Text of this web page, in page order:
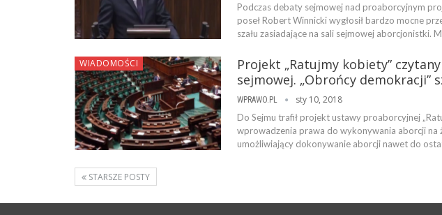
Podczas debaty sejmowej nad proaborcyjnym
poseł Robert Winnicki wygłosił bardzo mocne
szału zasiadające na sali sejmowej aborcjonistki.
WIADOMOŚCI
Projekt „Ratujmy kobiety”
sejmowej. „Obrońcy demokracji”
WPRAWO.PL sty 10, 2018
Do Sejmu trafił projekt ustawy proaborcyjnej
wprowadzenia prawa do wykonywania aborcji na
umożliwiający dokonywanie aborcji nawet do
STARSZE POSTY